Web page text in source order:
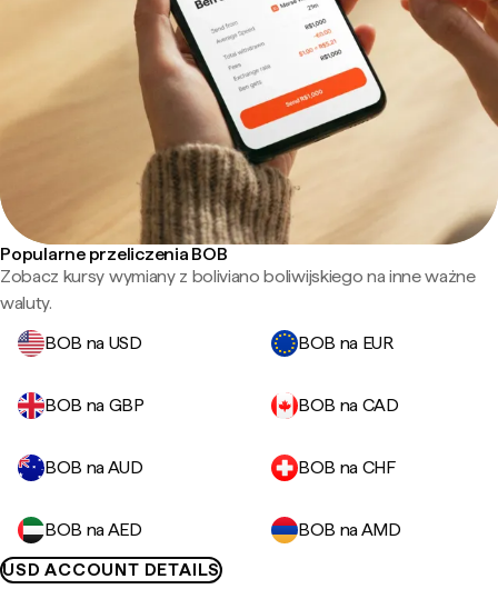
Popularne przeliczenia BOB
Zobacz kursy wymiany z boliviano boliwijskiego na inne ważne
waluty.
BOB na USD
BOB na EUR
BOB na GBP BOB na CAD
BOB na AUD BOB na CHF
BOB na AED
BOB na AMD
USD ACCOUNT DETAILS